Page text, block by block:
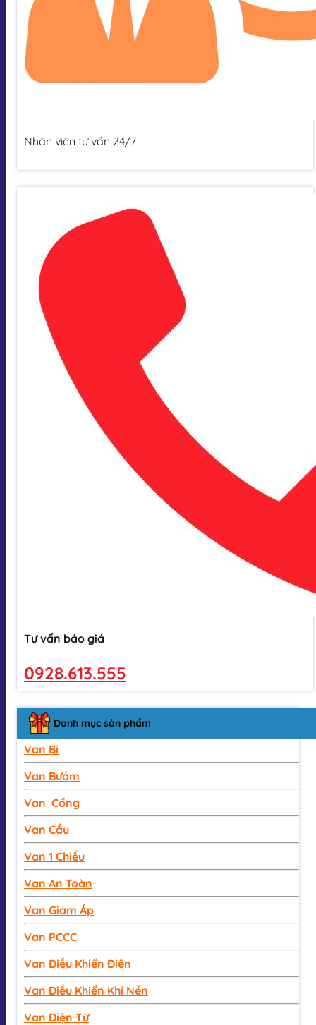
Nhân viên tư vấn 24/7
Tư vấn báo giá
0928.613.555
Danh mục sản phẩm
Van Bi
Van Bướm
Van Cổng
Van Cầu
Van 1 Chiều
Van An Toàn
Van Giảm Áp
Van PCCC
Van Điều Khiển Điện
Van Điều Khiển Khí Nén
Van Điện Từ